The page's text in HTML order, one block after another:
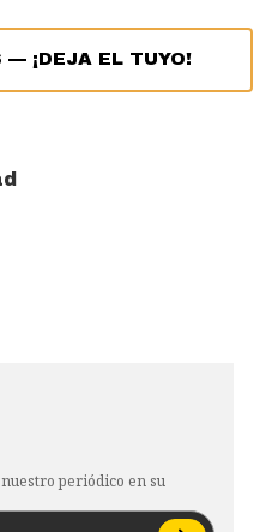
— ¡DEJA EL TUYO!
periódico en su